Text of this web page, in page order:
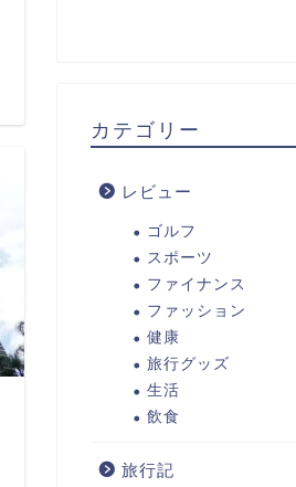
カテゴリー
レビュー
ゴルフ
スポーツ
ファイナンス
ファッション
健康
旅行グッズ
生活
飲食
旅行記